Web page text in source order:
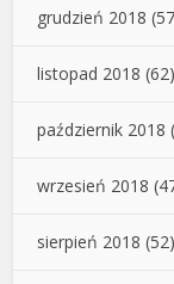
grudzień 2018
listopad 2018 (62)
październik 2018
wrzesień 2018
sierpień 2018 (52)